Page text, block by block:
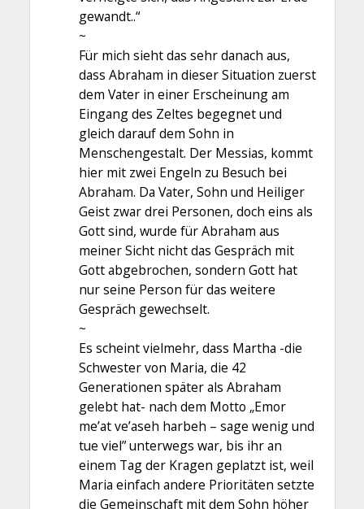
gewandt..“
~
Für mich sieht das sehr danach aus,
dass Abraham in dieser Situation zuerst
dem Vater in einer Erscheinung am
Eingang des Zeltes begegnet und
gleich darauf dem Sohn in
Menschengestalt. Der Messias, kommt
hier mit zwei Engeln zu Besuch bei
Abraham. Da Vater, Sohn und Heiliger
Geist zwar drei Personen, doch eins als
Gott sind, wurde für Abraham aus
meiner Sicht nicht das Gespräch mit
Gott abgebrochen, sondern Gott hat
nur seine Person für das weitere
Gespräch gewechselt.
~
Es scheint vielmehr, dass Martha -die
Schwester von Maria, die 42
Generationen später als Abraham
gelebt hat- nach dem Motto „Emor
me’at ve’aseh harbeh – sage wenig und
tue viel” unterwegs war, bis ihr an
einem Tag der Kragen geplatzt ist, weil
Maria einfach andere Prioritäten setzte
die Gemeinschaft mit dem Sohn höher